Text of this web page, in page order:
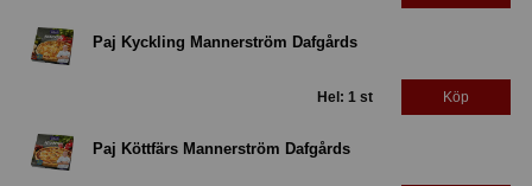
Paj Kyckling Mannerström Dafgårds
Hel: 1 st Köp
Paj Köttfärs Mannerström Dafgårds